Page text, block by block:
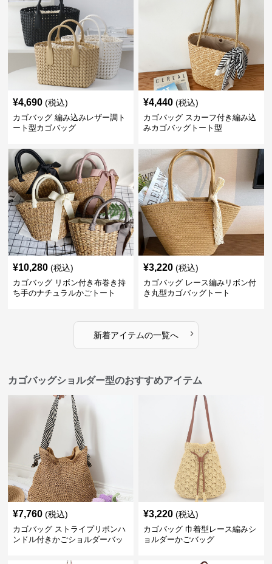
¥4,690 (税込)
カゴバッグ 編み込みレザー調ト
ート型カゴバッグ
¥4,440 (税込)
カゴバッグ スカーフ付き編み込
みカゴバッグトート型
¥10,280 (税込)
カゴバッグ リボン付き布巻き持
ち手のナチュラルかごトート
¥3,220 (税込)
カゴバッグ レース編みリボン付
き丸型カゴバッグトート
新着アイテムの一覧へ ›
カゴバッグショルダー型のおすすめアイテム
¥7,760 (税込)
カゴバッグ ストライプリボンハ
ンドル付きかごショルダーバッ
¥3,220 (税込)
カゴバッグ 巾着型レース編みシ
ョルダーかごバッグ